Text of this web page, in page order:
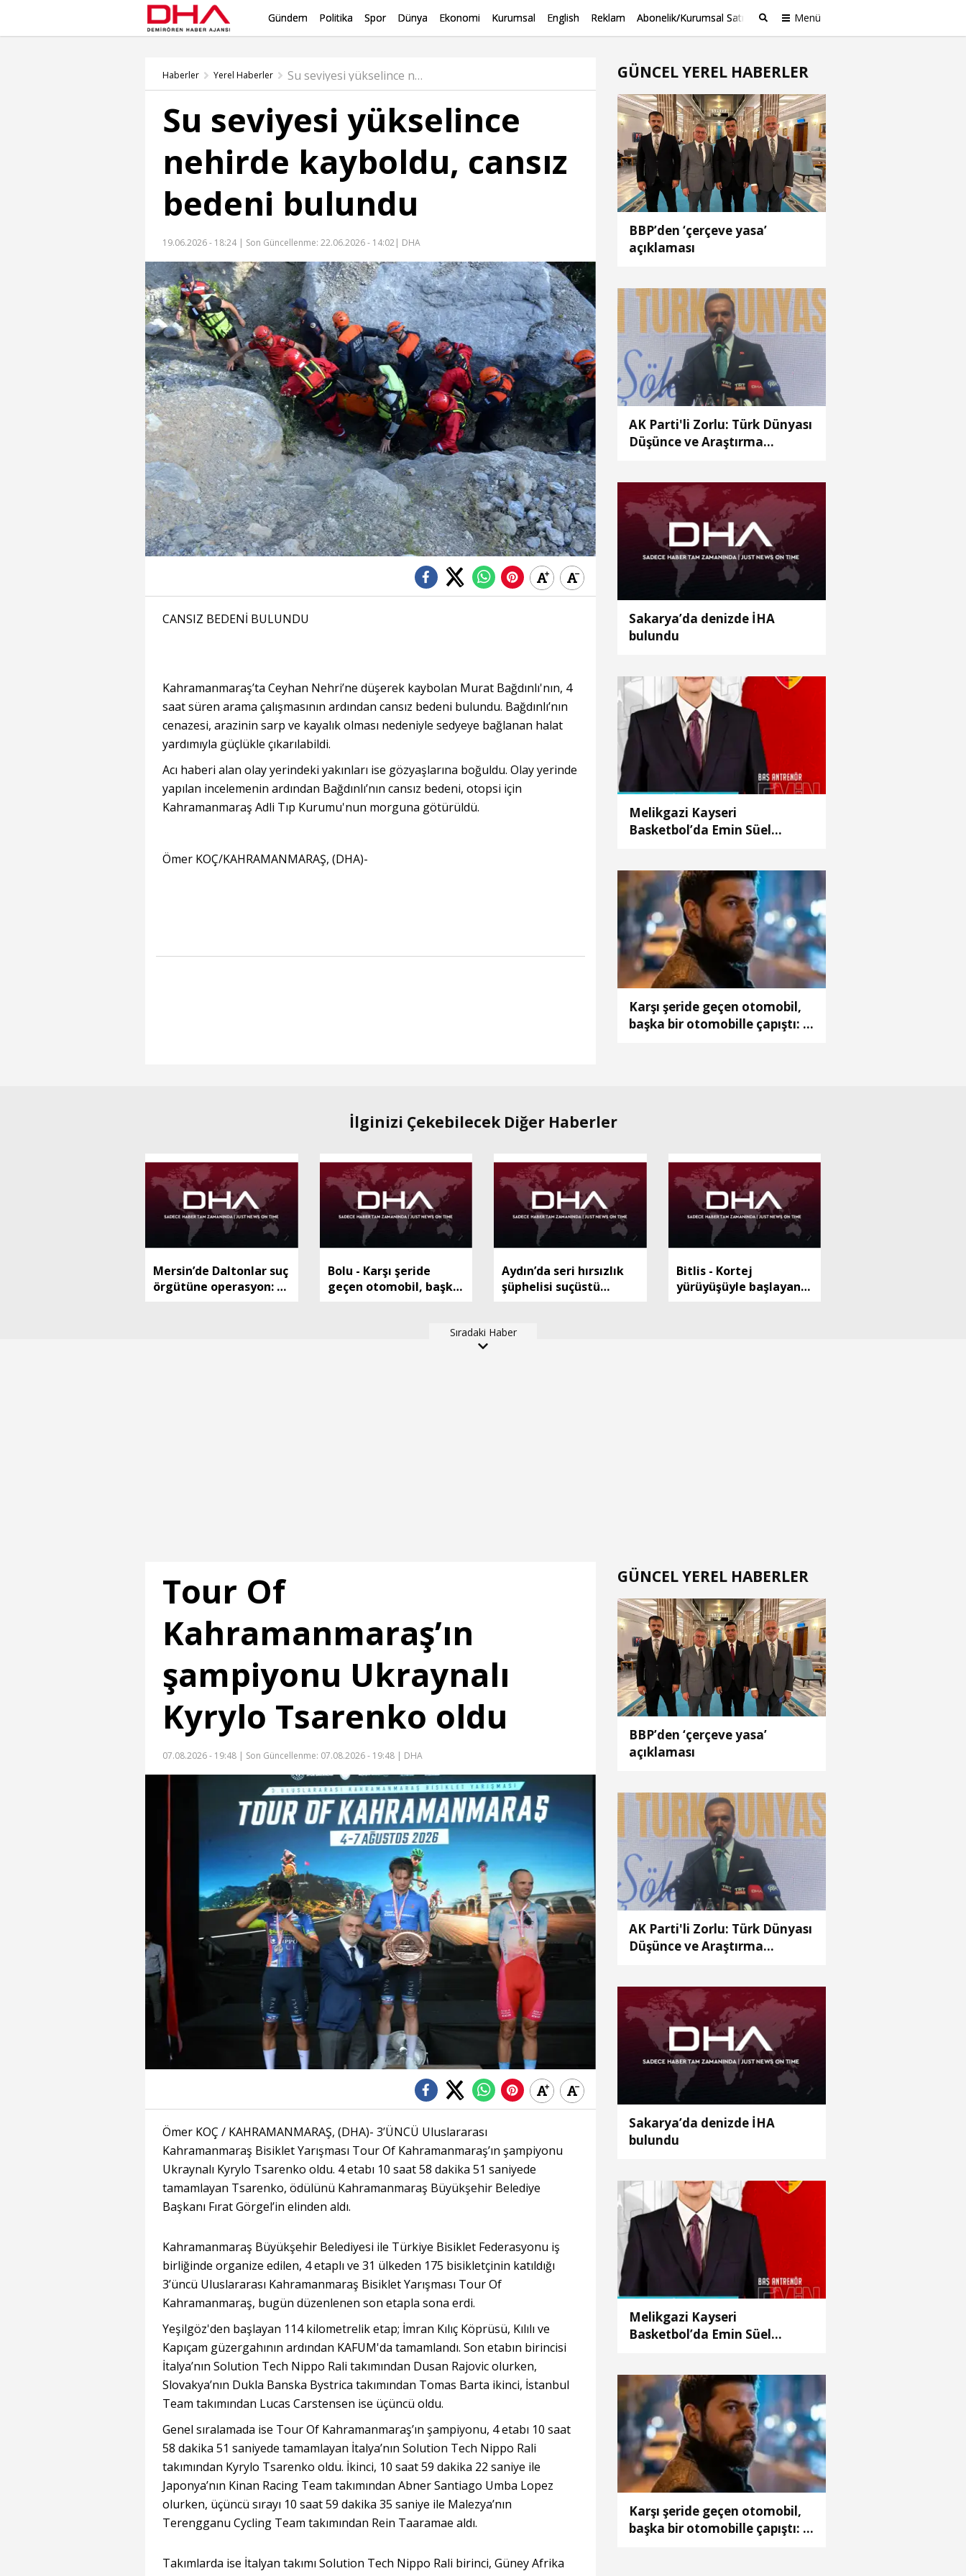
Gündem Politika Spor Dünya Ekonomi Kurumsal English Reklam Abonelik/Kurumsal Satış Menü
Haberler Yerel Haberler Su seviyesi yükselince nehirde kayboldu, cansız bedeni bulundu Haber
Su seviyesi yükselince
nehirde kayboldu, cansız
bedeni bulundu
19.06.2026 - 18:24 | Son Güncellenme: 22.06.2026 - 14:02| DHA
CANSIZ BEDENİ BULUNDU
Kahramanmaraş’ta Ceyhan Nehri’ne düşerek kaybolan Murat Bağdınlı'nın, 4
saat süren arama çalışmasının ardından cansız bedeni bulundu. Bağdınlı’nın
cenazesi, arazinin sarp ve kayalık olması nedeniyle sedyeye bağlanan halat
yardımıyla güçlükle çıkarılabildi.
Acı haberi alan olay yerindeki yakınları ise gözyaşlarına boğuldu. Olay yerinde
yapılan incelemenin ardından Bağdınlı’nın cansız bedeni, otopsi için
Kahramanmaraş Adli Tıp Kurumu'nun morguna götürüldü.
Ömer KOÇ/KAHRAMANMARAŞ, (DHA)-
GÜNCEL YEREL HABERLER
BBP’den ‘çerçeve yasa’
açıklaması
AK Parti'li Zorlu: Türk Dünyası
Düşünce ve Araştırma
Sakarya’da denizde İHA
bulundu
Melikgazi Kayseri
Basketbol’da Emin Süel
Karşı şeride geçen otomobil,
başka bir otomobille çapıştı: 1
İlginizi Çekebilecek Diğer Haberler
Mersin’de Daltonlar suç
örgütüne operasyon: 6
Bolu - Karşı şeride
geçen otomobil, başka
Aydın’da seri hırsızlık
şüphelisi suçüstü
Bitlis - Kortej
yürüyüşüyle başlayan
Sıradaki Haber
Tour Of
Kahramanmaraş’ın
şampiyonu Ukraynalı
Kyrylo Tsarenko oldu
07.08.2026 - 19:48 | Son Güncellenme: 07.08.2026 - 19:48 | DHA
Ömer KOÇ / KAHRAMANMARAŞ, (DHA)- 3’ÜNCÜ Uluslararası
Kahramanmaraş Bisiklet Yarışması Tour Of Kahramanmaraş’ın şampiyonu
Ukraynalı Kyrylo Tsarenko oldu. 4 etabı 10 saat 58 dakika 51 saniyede
tamamlayan Tsarenko, ödülünü Kahramanmaraş Büyükşehir Belediye
Başkanı Fırat Görgel’in elinden aldı.
Kahramanmaraş Büyükşehir Belediyesi ile Türkiye Bisiklet Federasyonu iş
birliğinde organize edilen, 4 etaplı ve 31 ülkeden 175 bisikletçinin katıldığı
3’üncü Uluslararası Kahramanmaraş Bisiklet Yarışması Tour Of
Kahramanmaraş, bugün düzenlenen son etapla sona erdi.
Yeşilgöz'den başlayan 114 kilometrelik etap; İmran Kılıç Köprüsü, Kılılı ve
Kapıçam güzergahının ardından KAFUM'da tamamlandı. Son etabın birincisi
İtalya’nın Solution Tech Nippo Rali takımından Dusan Rajovic olurken,
Slovakya’nın Dukla Banska Bystrica takımından Tomas Barta ikinci, İstanbul
Team takımından Lucas Carstensen ise üçüncü oldu.
Genel sıralamada ise Tour Of Kahramanmaraş’ın şampiyonu, 4 etabı 10 saat
58 dakika 51 saniyede tamamlayan İtalya’nın Solution Tech Nippo Rali
takımından Kyrylo Tsarenko oldu. İkinci, 10 saat 59 dakika 22 saniye ile
Japonya’nın Kinan Racing Team takımından Abner Santiago Umba Lopez
olurken, üçüncü sırayı 10 saat 59 dakika 35 saniye ile Malezya’nın
Terengganu Cycling Team takımından Rein Taaramae aldı.
Takımlarda ise İtalyan takımı Solution Tech Nippo Rali birinci, Güney Afrika
GÜNCEL YEREL HABERLER
BBP’den ‘çerçeve yasa’
açıklaması
AK Parti'li Zorlu: Türk Dünyası
Düşünce ve Araştırma
Sakarya’da denizde İHA
bulundu
Melikgazi Kayseri
Basketbol’da Emin Süel
Karşı şeride geçen otomobil,
başka bir otomobille çapıştı: 1